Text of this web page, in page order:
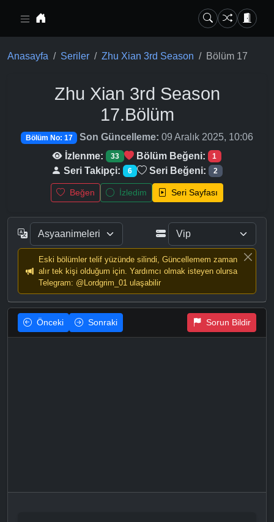
Anasayfa Seriler Zhu Xian 3rd Season Bölüm 17
Zhu Xian 3rd Season
17.Bölüm
Bölüm No: 17 Son Güncelleme: 09 Aralık 2025, 10:06
İzlenme:
33 Bölüm Beğeni: 1
Seri Takipçi: 6 Seri Beğeni: 2
Beğen İzledim Seri Sayfası
Eski bölümler telif yüzünde silindi, Güncellemem zaman
alır tek kişi olduğum için. Yardımcı olmak isteyen olursa
Telegram: @Lordgrim_01 ulaşabilir
Önceki Sonraki Sorun Bildir